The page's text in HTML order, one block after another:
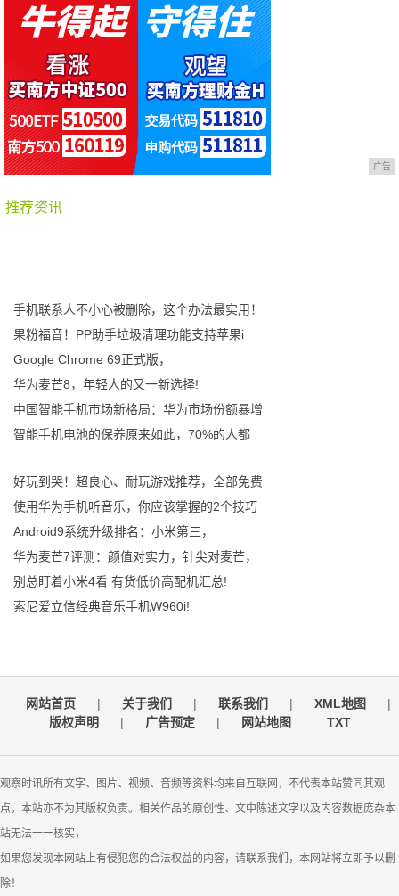
广告
推荐资讯
手机联系人不小心被删除，这个办法最实用！
果粉福音！PP助手垃圾清理功能支持苹果i
Google Chrome 69正式版，
华为麦芒8，年轻人的又一新选择!
中国智能手机市场新格局：华为市场份额暴增
智能手机电池的保养原来如此，70%的人都
好玩到哭！超良心、耐玩游戏推荐，全部免费
使用华为手机听音乐，你应该掌握的2个技巧
Android9系统升级排名：小米第三，
华为麦芒7评测：颜值对实力，针尖对麦芒，
别总盯着小米4看 有货低价高配机汇总!
索尼爱立信经典音乐手机W960i!
网站首页 | 关于我们 | 联系我们 | XML地图
|
版权声明
| 广告预定 | 网站地图 TXT
观察时讯所有文字、图片、视频、音频等资料均来自互联网，不代表本站赞同其观
点，本站亦不为其版权负责。相关作品的原创性、文中陈述文字以及内容数据庞杂本
站无法一一核实，
如果您发现本网站上有侵犯您的合法权益的内容，请联系我们，本网站将立即予以删
除！